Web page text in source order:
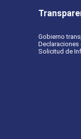
Gobierno
Declaraciones
Solicitud de